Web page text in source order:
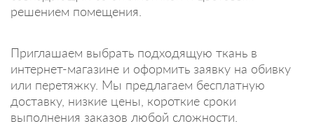
решением помещения.
Приглашаем выбрать подходящую ткань в
интернет-магазине и оформить заявку на обивку
или перетяжку. Мы предлагаем бесплатную
доставку, низкие цены, короткие сроки
выполнения заказов любой сложности.